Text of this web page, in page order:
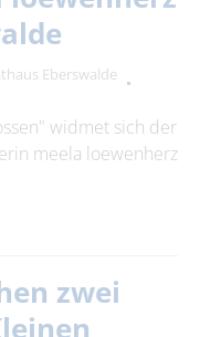
Eberswalde
widmet sich der
meela loewenherz
zwei